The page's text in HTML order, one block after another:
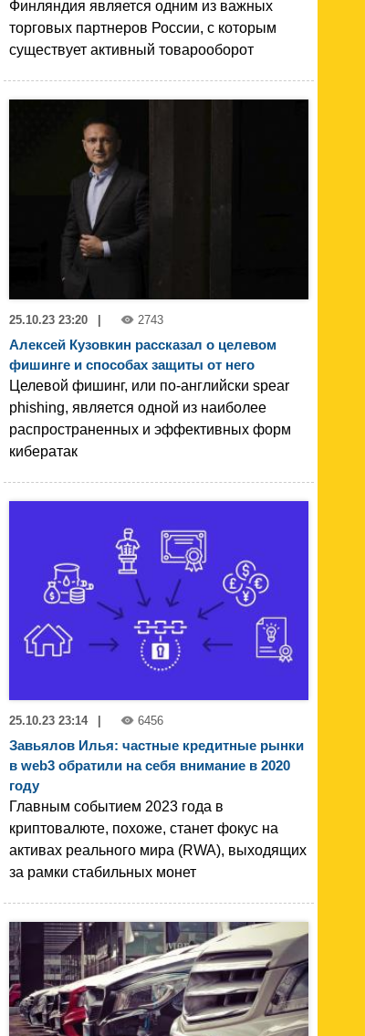
Финляндия является одним из важных
торговых партнеров России, с которым
существует активный товарооборот
25.10.23 23:20 2743
Алексей Кузовкин рассказал о целевом
фишинге и способах защиты от него
Целевой фишинг, или по-английски spear
phishing, является одной из наиболее
распространенных и эффективных форм
кибератак
25.10.23 23:14 6456
Завьялов Илья: частные кредитные рынки
в web3 обратили на себя внимание в 2020
году
Главным событием 2023 года в
криптовалюте, похоже, станет фокус на
активах реального мира (RWA), выходящих
за рамки стабильных монет